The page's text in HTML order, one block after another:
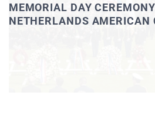
MEMORIAL DAY
NETHERLANDS AMERICAN